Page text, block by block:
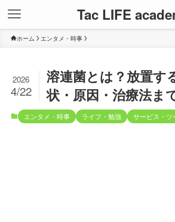
Tac LIFE
ホーム エンタメ・時事
溶連菌とは？放置す
状・原因・治療法ま
2026
4/22
エンタメ・時事 ライフ・勉強 サービス・ツ